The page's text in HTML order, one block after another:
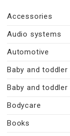
Accessories
Audio systems
Automotive
Baby and toddler
Baby and
Bodycare
Books